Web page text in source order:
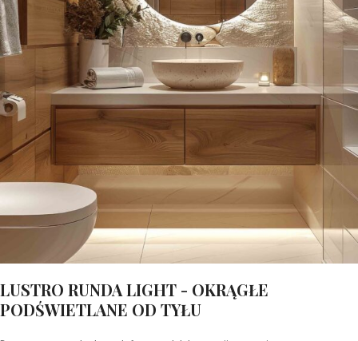
LUSTRO RUNDA LIGHT - OKRĄGŁE
PODŚWIETLANE OD TYŁU